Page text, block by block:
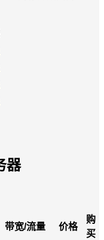
器
带宽/流量 价格
购
买